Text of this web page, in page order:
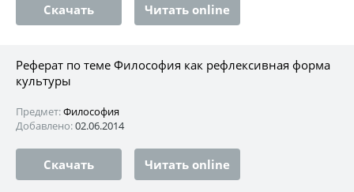
Скачать Читать online
Реферат по теме Философия как рефлексивная форма
культуры
Предмет:Философия
Добавлено:02.06.2014
Скачать Читать online